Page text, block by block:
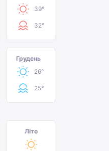
39°
32°
Грудень
26°
25°
Літо